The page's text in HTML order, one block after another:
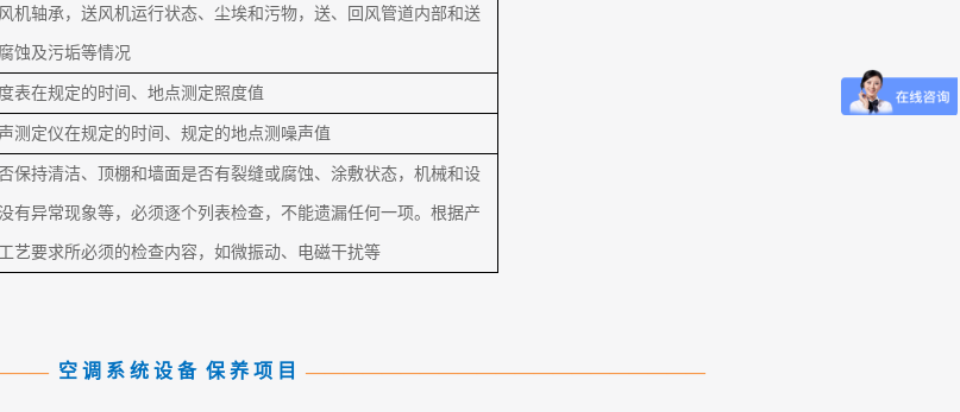
机轴承，送风机运行状态、尘埃和污物，送、回风管道内部和送
蚀及污垢等情况
表在规定的时间、地点测定照度值
测定仪在规定的时间、规定的地点测噪声值
保持清洁、顶棚和墙面是否有裂缝或腐蚀、涂敷状态，机械和设
有异常现象等，必须逐个列表检查，不能遗漏任何一项。根据产
艺要求所必须的检查内容，如微振动、电磁干扰等
空 调 系 统 设 备 保 养 项 目 —————————————————————